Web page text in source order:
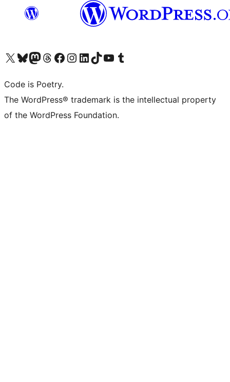
Navštivte náš účet na X (dříve Twitter)
Navštivte náš Bluesky účetNavštivte náš účet Mastodon
Navštivte náš Threads účetNavštivte naši stránku na Facebooku
Navštivte náš Instagram účetNavštivte náš LinkedIn účetNavštivte náš TikTok účetNavštivte náš YouTube kanálNavštivte náš Tumblr účet
Code is Poetry.
The WordPress® trademark is the intellectual property
of the WordPress Foundation.